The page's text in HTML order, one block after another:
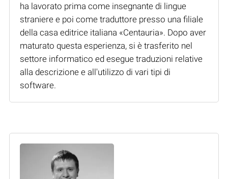
ha lavorato prima come insegnante di lingue
straniere e poi come traduttore presso una filiale
della casa editrice italiana «Centauria». Dopo aver
maturato questa esperienza, si è trasferito nel
settore informatico ed esegue traduzioni relative
alla descrizione e all'utilizzo di vari tipi di
software.